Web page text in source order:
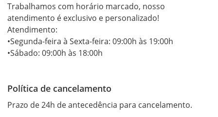
Trabalhamos com horário marcado, nosso
atendimento é exclusivo e personalizado!
Atendimento:
•Segunda-feira à Sexta-feira: 09:00h às 19:00h
•Sábado: 09:00h às 18:00h
Política de cancelamento
Prazo de 24h de antecedência para cancelamento.